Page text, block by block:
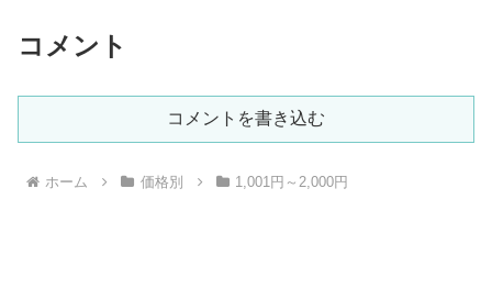
コメント
コメントを書き込む
ホーム 価格別 1,001円～2,000円